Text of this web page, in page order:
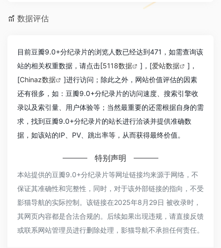
数据评估
目前豆瓣9.0+分纪录片的浏览人数已经达到471，如需查询该
站的相关权重数据，请点击[5118数据 ]，[爱站数据
]，
[Chinaz数据
]进行访问；除此之外，网站价值评估的因素
还有很多，如：豆瓣9.0+分纪录片的访问速度、搜索引擎收
录以及索引量、用户体验等；当然最重要的还需根据自身的需
求，找到豆瓣9.0+分纪录片的站长进行洽谈并提供准确数
据，如该站的IP、PV、跳出率等，从而获得最终价值。
特别声明
本站提供的豆瓣9.0+分纪录片等网址链接均来源于网络，不
保证其准确性和完整性，同时，对于该外部链接的指向，不受
影猫导航的实际控制。该链接在2025年8月29日 被收录时，
其网页内容都是合法合规的。后续如果出现违规，请直接反馈
或联系网站管理员进行删除处理，影猫导航不承担任何责任。